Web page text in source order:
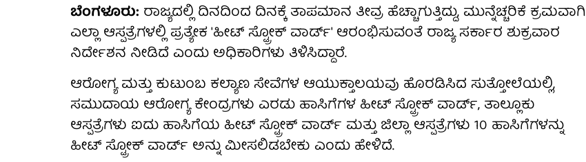
ಬೆಂಗಳೂರು: ರಾಜ್ಯದಲ್ಲಿ ದಿನದಿಂದ ದಿನಕ್ಕೆ ತಾಪಮಾನ ತೀವ್ರ ಹೆಚ್ಚಾಗುತ್ತಿದ್ದು, ಮುನ್ನೆಚ್ಚರಿಕೆ ಕ್ರಮವಾಗಿ
ಎಲ್ಲಾ ಆಸ್ಪತ್ರೆಗಳಲ್ಲಿ ಪ್ರತ್ಯೇಕ 'ಹೀಟ್ ಸ್ಟ್ರೋಕ್ ವಾರ್ಡ್' ಆರಂಭಿಸುವಂತೆ ರಾಜ್ಯ ಸರ್ಕಾರ ಶುಕ್ರವಾರ
ನಿರ್ದೇಶನ ನೀಡಿದೆ ಎಂದು ಅಧಿಕಾರಿಗಳು ತಿಳಿಸಿದ್ದಾರೆ.
ಆರೋಗ್ಯ ಮತ್ತು ಕುಟುಂಬ ಕಲ್ಯಾಣ ಸೇವೆಗಳ ಆಯುಕ್ತಾಲಯವು ಹೊರಡಿಸಿದ ಸುತ್ತೋಲೆಯಲ್ಲಿ,
ಸಮುದಾಯ ಆರೋಗ್ಯ ಕೇಂದ್ರಗಳು ಎರಡು ಹಾಸಿಗೆಗಳ ಹೀಟ್ ಸ್ಟ್ರೋಕ್ ವಾರ್ಡ್, ತಾಲ್ಲೂಕು
ಆಸ್ಪತ್ರೆಗಳು ಐದು ಹಾಸಿಗೆಯ ಹೀಟ್ ಸ್ಟ್ರೋಕ್ ವಾರ್ಡ್ ಮತ್ತು ಜಿಲ್ಲಾ ಆಸ್ಪತ್ರೆಗಳು 10 ಹಾಸಿಗೆಗಳನ್ನು
ಹೀಟ್ ಸ್ಟ್ರೋಕ್ ವಾರ್ಡ್ ಅನ್ನು ಮೀಸಲಿಡಬೇಕು ಎಂದು ಹೇಳಿದೆ.